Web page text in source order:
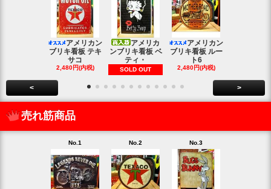
アメリカン
ブリキ看板 テキ
サコ
2,480円(内税)
アメリカ
ンブリキ看板 ベ
ティ・
SOLD OUT
アメリカン
ブリキ看板 ルー
ト6
2,480円(内税)
< >
売れ筋商品
No.1 No.2 No.3